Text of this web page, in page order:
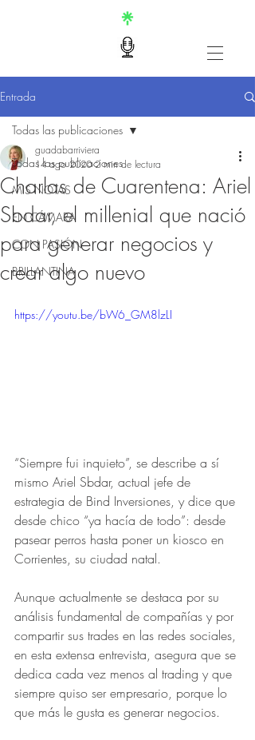
Entrada
Todas las publicaciones
MIS NOTAS
EN CÁMARA
CON PASIÓN
BRILLANTINA
Todas las publicaciones
Charlas de Cuarentena: Ariel
Sbdar, el millenial que nació
para generar negocios y
crear algo nuevo
guadabarriviera
14 ago 2020 2 min de lectura
https://youtu.be/bW6_GM8lzLI
“Siempre fui inquieto”, se describe a sí
mismo Ariel Sbdar, actual jefe de
estrategia de Bind Inversiones, y dice que
desde chico “ya hacía de todo”: desde
pasear perros hasta poner un kiosco en
Corrientes, su ciudad natal.
Aunque actualmente se destaca por su
análisis fundamental de compañías y por
compartir sus trades en las redes sociales,
en esta extensa entrevista, asegura que se
dedica cada vez menos al trading y que
siempre quiso ser empresario, porque lo
que más le gusta es generar negocios.